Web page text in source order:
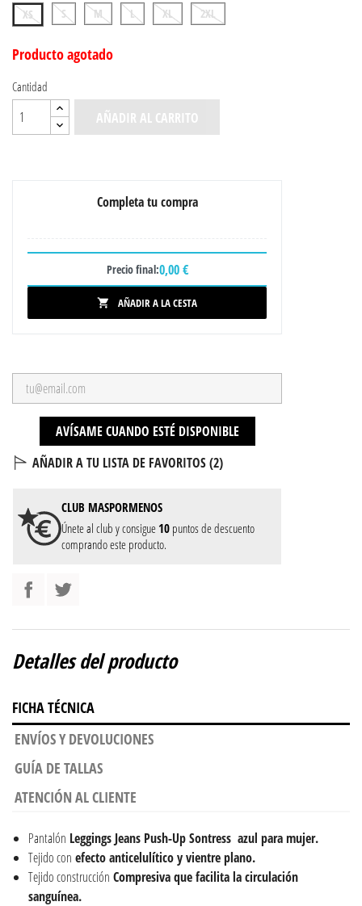
XS S M L XL 2XL
Producto agotado
Cantidad
AÑADIR AL CARRITO
Completa tu compra
Precio final:0,00 €
 AÑADIR A LA CESTA
AVÍSAME CUANDO ESTÉ DISPONIBLE
AÑADIR A TU LISTA DE FAVORITOS (2)
CLUB MASPORMENOS
Únete al club y consigue 10 puntos de descuento
comprando este producto.
Detalles del producto
FICHA TÉCNICA
ENVÍOS Y DEVOLUCIONES
GUÍA DE TALLAS
ATENCIÓN AL CLIENTE
Pantalón Leggings Jeans Push-Up Sontress azul para mujer.
Tejido con efecto anticelulítico y vientre plano.
Tejido construcción Compresiva que facilita la circulación
sanguínea.